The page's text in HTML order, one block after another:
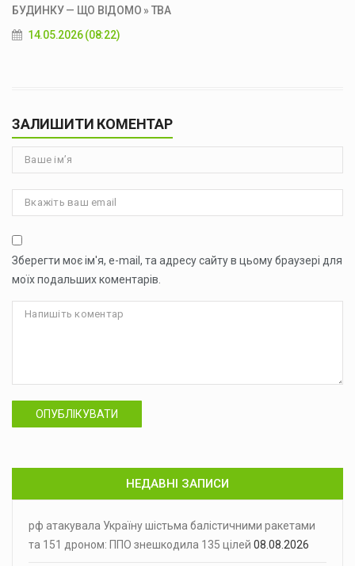
БУДИНКУ — ЩО ВІДОМО » ТВА
14.05.2026 (08:22)
ЗАЛИШИТИ КОМЕНТАР
Зберегти моє ім'я, e-mail, та адресу сайту в цьому браузері для
моїх подальших коментарів.
ОПУБЛІКУВАТИ
НЕДАВНІ ЗАПИСИ
рф атакувала Україну шістьма балістичними ракетами
та 151 дроном: ППО знешкодила 135 цілей 08.08.2026